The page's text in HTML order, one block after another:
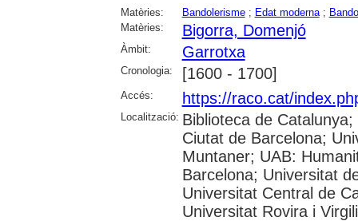
Matèries: Bandolerisme; Edat moderna;
Matèries:
Bigorra, Domenjó
Àmbit: Garrotxa
Cronologia: [1600 - 1700]
Accés: https://raco.cat/
Localització: Biblioteca de
Ciutat de Barcelona;
Muntaner; UAB:
Barcelona; Universitat
Universitat Central de
Universitat Rovira i